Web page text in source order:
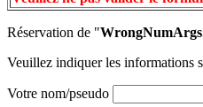
Réservation de "
Veuillez indiquer les informations
Votre nom/pseudo